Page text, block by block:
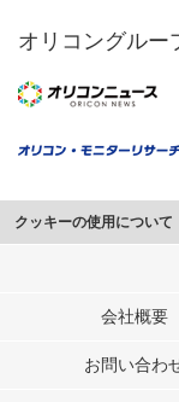
オリコングルー
クッキーの使用について
このサイトでは Cookie
行っています。
メディアや広告配信、
会社概要
お問い合わ